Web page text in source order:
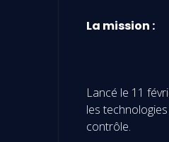
La mission :
Lancé le 11
les
contrôle.